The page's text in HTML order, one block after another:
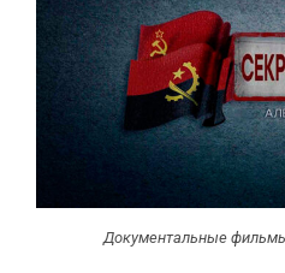
Документальные